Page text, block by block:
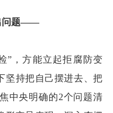
问题——
，方能立起拒腐防变
坚持把自己摆进去、把
中央明确的2个问题清